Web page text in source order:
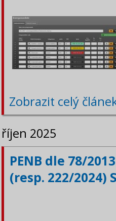
Zobrazit celý
říjen 2025
PENB dle 78/
(resp. 222/2024)